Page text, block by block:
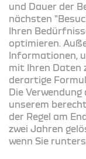
und Dauer der
nächsten
Ihren
optimieren.
Informationen,
mit Ihren Daten
derartige
Die
unserem
der Regel am
zwei Jahren
wenn Sie